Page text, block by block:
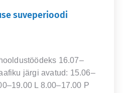
suveperioodi
16.07–
järgi avatud: 15.06–
L 8.00–17.00 P